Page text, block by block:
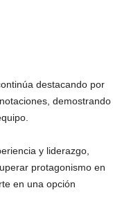
destacando por
demostrando
y liderazgo,
protagonismo en
en una opción